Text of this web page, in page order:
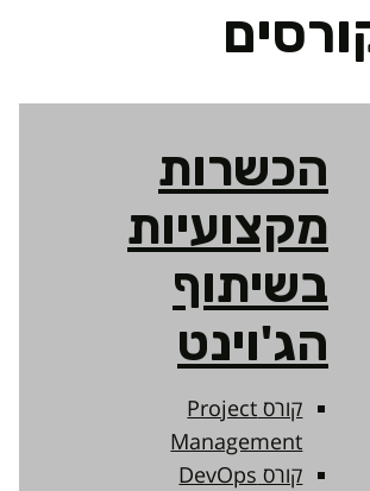
הכשרות
מקצועיות
בשיתוף
הג'וינט
קורס Project
Management
קורס DevOps